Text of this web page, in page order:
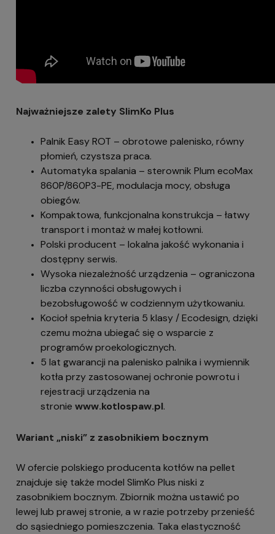
Najważniejsze zalety SlimKo Plus
Palnik Easy ROT – obrotowe palenisko, równy
płomień, czystsza praca.
Automatyka spalania – sterownik Plum ecoMax
860P/860P3-PE, modulacja mocy, obsługa
obiegów.
Kompaktowa, funkcjonalna konstrukcja – łatwy
transport i montaż w małej kotłowni.
Polski producent – lokalna jakość wykonania i
dostępny serwis.
Wysoka niezależność urządzenia – ograniczona
liczba czynności obsługowych i
bezobsługowość w codziennym użytkowaniu.
Kocioł spełnia kryteria 5 klasy / Ecodesign, dzięki
czemu można ubiegać się o wsparcie z
programów proekologicznych.
5 lat gwarancji na palenisko palnika i wymiennik
kotła przy zastosowanej ochronie powrotu i
rejestracji urządzenia na
stronie www.kotlospaw.pl.
Wariant „niski” z zasobnikiem bocznym
W ofercie polskiego producenta kotłów na pellet
znajduje się także model SlimKo Plus niski z
zasobnikiem bocznym. Zbiornik można ustawić po
lewej lub prawej stronie, a w razie potrzeby przenieść
do sąsiedniego pomieszczenia. Taka elastyczność